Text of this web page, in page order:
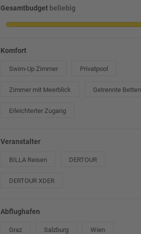
Gesamtbudget beliebig
Komfort
Swim-Up Zimmer Privatpool
Zimmer mit Meerblick Getrennte Betten
Erleichterter Zugang
Veranstalter
BILLA Reisen DERTOUR
DERTOUR XDER
Abflughafen
Graz Salzburg Wien